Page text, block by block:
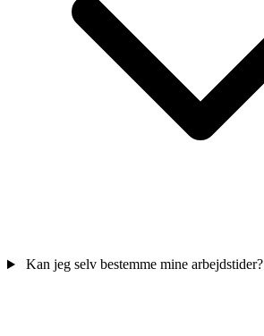
Kan jeg selv bestemme mine arbejdstider?